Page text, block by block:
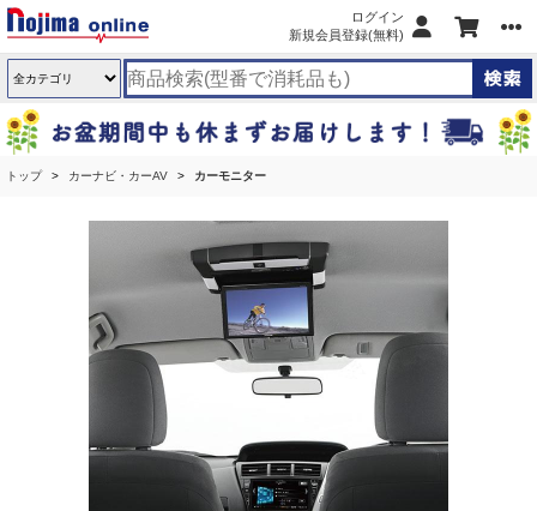
ログイン
新規会員登録(無料)
トップ カーナビ・カーAV カーモニター